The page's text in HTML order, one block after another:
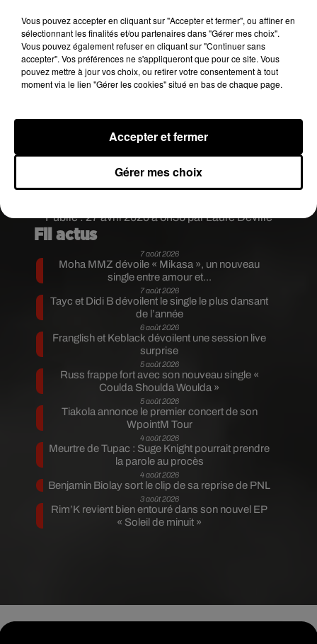
Publié : 27 avril 2020 à 6h36 par Laure Deville
Pour la suite, le week-end prochain est annoncé
comme chaud. Les températures vont remonter
jusqu’à 26-27 degrés pour dimanche. Reste à
le Sud Gironde pour des orages. De la grêle est
tombée encore une fois dans ce secteur. Les
interventions ont concerné principalement des
inondations.
Fil actus
7 août 2026
Moha MMZ dévoile « Mikasa », un nouveau
single entre amour et...
7 août 2026
Tayc et Didi B dévoilent le single le plus dansant
de l’année
6 août 2026
Franglish et Keblack dévoilent une session live
surprise
5 août 2026
Russ frappe fort avec son nouveau single «
Coulda Shoulda Woulda »
5 août 2026
Tiakola annonce le premier concert de son
WpointM Tour
4 août 2026
Meurtre de Tupac : Suge Knight pourrait prendre
la parole au procès
4 août 2026
Benjamin Biolay sort le clip de sa reprise de PNL
3 août 2026
Rim’K revient bien entouré dans son nouvel EP
« Soleil de minuit »
Vous pouvez accepter en cliquant sur "Accepter et fermer", ou affiner en
sélectionnant les finalités et/ou partenaires dans "Gérer mes choix".
Vous pouvez également refuser en cliquant sur "Continuer sans
accepter". Vos préférences ne s'appliqueront que pour ce site. Vous
pouvez mettre à jour vos choix, ou retirer votre consentement à tout
moment via le lien "Gérer les cookies" situé en bas de chaque page.
Gérer mes choix
Accepter et fermer